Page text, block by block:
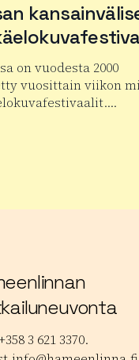
on vuodesta 2000
vuosittain viikon
3 621 3370.